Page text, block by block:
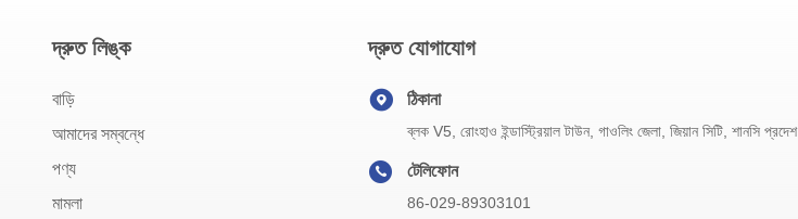
দ্রুত লিঙ্ক
বাড়ি
আমাদের সম্বন্ধে
পণ্য
মামলা
দ্রুত যোগাযোগ
ঠিকানা
ব্লক V5, রোংহাও ইন্ডাস্ট্রিয়াল টাউন, গাওলিং জেলা, জিয়ান সিটি, শানসি প্রদেশ
টেলিফোন
86-029-89303101